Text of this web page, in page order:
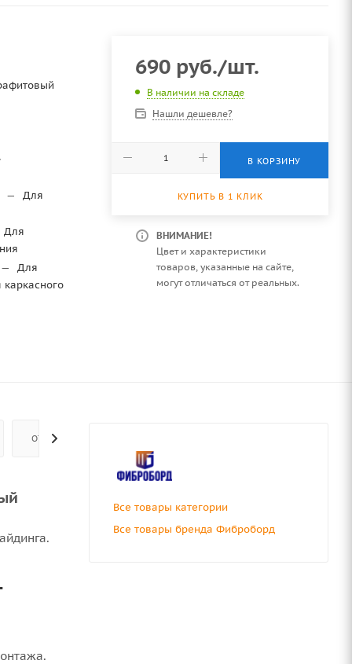
—
Для
Для
—
Для
690 руб./шт.
В наличии на складе
Нашли дешевле?
В КОРЗИНУ
КУПИТЬ В 1 КЛИК
ВНИМАНИЕ!
Цвет и характеристики
товаров, указанные на сайте,
могут отличаться от реальных.
ОТЗЫВЫ
Все товары категории
Все товары бренда Фиброборд